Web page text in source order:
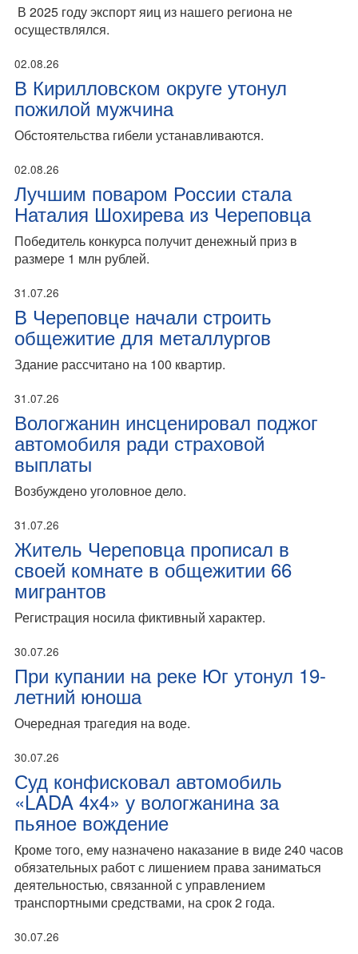
В 2025 году экспорт яиц из нашего региона не
осуществлялся.
02.08.26
В Кирилловском округе утонул
пожилой мужчина
Обстоятельства гибели устанавливаются.
02.08.26
Лучшим поваром России стала
Наталия Шохирева из Череповца
Победитель конкурса получит денежный приз в
размере 1 млн рублей.
31.07.26
В Череповце начали строить
общежитие для металлургов
Здание рассчитано на 100 квартир.
31.07.26
Вологжанин инсценировал поджог
автомобиля ради страховой
выплаты
Возбуждено уголовное дело.
31.07.26
Житель Череповца прописал в
своей комнате в общежитии 66
мигрантов
Регистрация носила фиктивный характер.
30.07.26
При купании на реке Юг утонул 19-
летний юноша
Очередная трагедия на воде.
30.07.26
Суд конфисковал автомобиль
«LADA 4х4» у вологжанина за
пьяное вождение
Кроме того, ему назначено наказание в виде 240 часов
обязательных работ с лишением права заниматься
деятельностью, связанной с управлением
транспортными средствами, на срок 2 года.
30.07.26